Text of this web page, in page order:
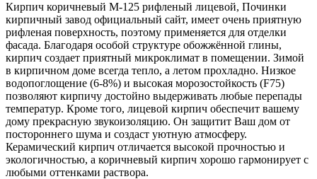
Кирпич коричневый М-125 рифленый лицевой, Починки
кирпичный завод официальный сайт, имеет очень приятную
рифленая поверхность, поэтому применяется для отделки
фасада. Благодаря особой структуре обожжённой глины,
кирпич создает приятный микроклимат в помещении. Зимой
в кирпичном доме всегда тепло, а летом прохладно. Низкое
водопоглощение (6-8%) и высокая морозостойкость (F75)
позволяют кирпичу достойно выдерживать любые перепады
температур. Кроме того, лицевой кирпич обеспечит вашему
дому прекрасную звукоизоляцию. Он защитит Ваш дом от
постороннего шума и создаст уютную атмосферу.
Керамический кирпич отличается высокой прочностью и
экологичностью, а коричневый кирпич хорошо гармонирует с
любыми оттенками раствора.